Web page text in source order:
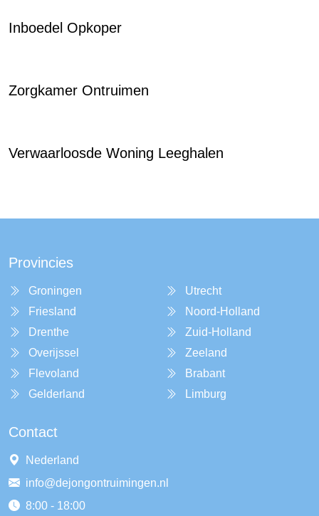
Inboedel Opkoper
Zorgkamer Ontruimen
Verwaarloosde Woning Leeghalen
Provincies
Groningen
Friesland
Drenthe
Overijssel
Flevoland
Gelderland
Utrecht
Noord-Holland
Zuid-Holland
Zeeland
Brabant
Limburg
Contact
Nederland
info@dejongontruimingen.nl
8:00 - 18:00